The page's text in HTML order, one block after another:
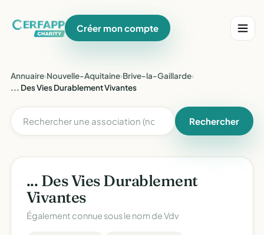
Créer mon compte
Annuaire›Nouvelle-Aquitaine›Brive-la-Gaillarde›
... Des Vies Durablement Vivantes
Rechercher
... Des Vies Durablement
Vivantes
Également connue sous le nom deVdv